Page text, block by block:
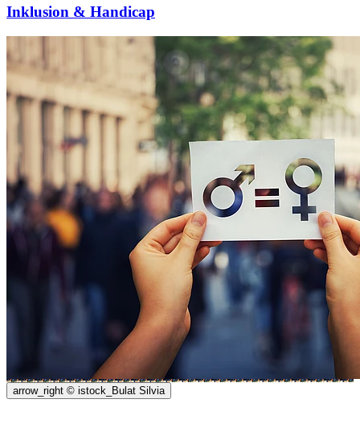
Inklusion & Handicap
arrow_right © istock_Bulat Silvia